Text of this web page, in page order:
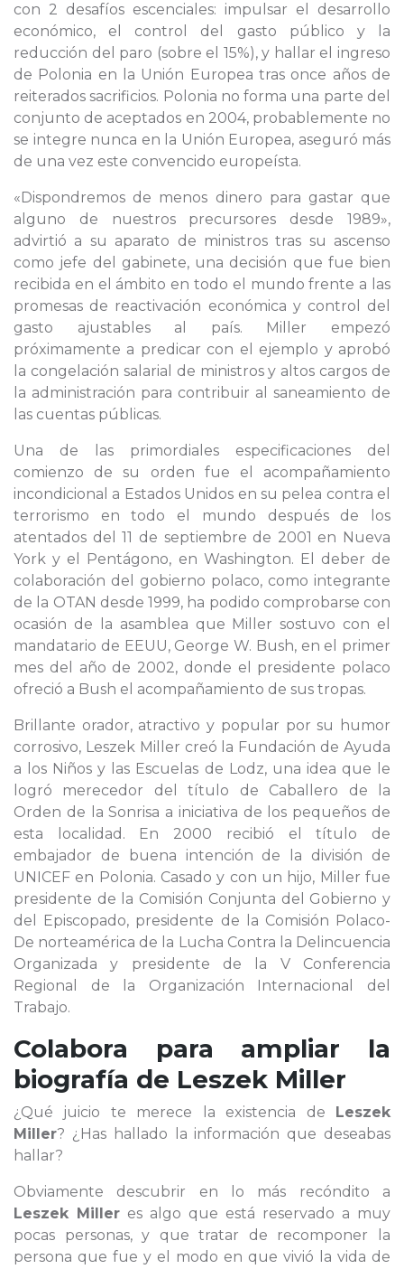
con 2 desafíos escenciales: impulsar el desarrollo
económico, el control del gasto público y la
reducción del paro (sobre el 15%), y hallar el ingreso
de Polonia en la Unión Europea tras once años de
reiterados sacrificios. Polonia no forma una parte del
conjunto de aceptados en 2004, probablemente no
se integre nunca en la Unión Europea, aseguró más
de una vez este convencido europeísta.
«Dispondremos de menos dinero para gastar que
alguno de nuestros precursores desde 1989»,
advirtió a su aparato de ministros tras su ascenso
como jefe del gabinete, una decisión que fue bien
recibida en el ámbito en todo el mundo frente a las
promesas de reactivación económica y control del
gasto ajustables al país. Miller empezó
próximamente a predicar con el ejemplo y aprobó
la congelación salarial de ministros y altos cargos de
la administración para contribuir al saneamiento de
las cuentas públicas.
Una de las primordiales especificaciones del
comienzo de su orden fue el acompañamiento
incondicional a Estados Unidos en su pelea contra el
terrorismo en todo el mundo después de los
atentados del 11 de septiembre de 2001 en Nueva
York y el Pentágono, en Washington. El deber de
colaboración del gobierno polaco, como integrante
de la OTAN desde 1999, ha podido comprobarse con
ocasión de la asamblea que Miller sostuvo con el
mandatario de EEUU, George W. Bush, en el primer
mes del año de 2002, donde el presidente polaco
ofreció a Bush el acompañamiento de sus tropas.
Brillante orador, atractivo y popular por su humor
corrosivo, Leszek Miller creó la Fundación de Ayuda
a los Niños y las Escuelas de Lodz, una idea que le
logró merecedor del título de Caballero de la
Orden de la Sonrisa a iniciativa de los pequeños de
esta localidad. En 2000 recibió el título de
embajador de buena intención de la división de
UNICEF en Polonia. Casado y con un hijo, Miller fue
presidente de la Comisión Conjunta del Gobierno y
del Episcopado, presidente de la Comisión Polaco-
De norteamérica de la Lucha Contra la Delincuencia
Organizada y presidente de la V Conferencia
Regional de la Organización Internacional del
Trabajo.
Colabora para ampliar la
biografía de Leszek Miller
¿Qué juicio te merece la existencia de Leszek
Miller? ¿Has hallado la información que deseabas
hallar?
Obviamente descubrir en lo más recóndito a
Leszek Miller es algo que está reservado a muy
pocas personas, y que tratar de recomponer la
persona que fue y el modo en que vivió la vida de